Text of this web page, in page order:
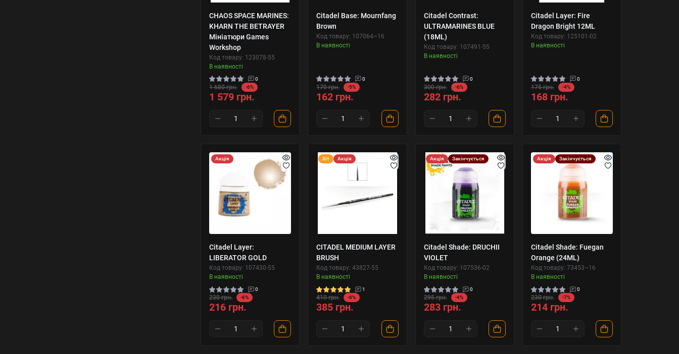
CHAOS SPACE MARINES:
KHARN THE BETRAYER
Мініатюри Games
Workshop
Код товару: 123078-55
В наявності
0
1 680 грн. -6%
1 579 грн.
Citadel Base: Mournfang
Brown
Код товару: 107064~16
В наявності
0
170 грн. -5%
162 грн.
Citadel Contrast:
ULTRAMARINES BLUE
(18ML)
Код товару: 107491-55
В наявності
0
300 грн. -6%
282 грн.
Citadel Layer: Fire
Dragon Bright 12ML
Код товару: 125101-02
В наявності
0
175 грн. -4%
168 грн.
Акція
Citadel Layer:
LIBERATOR GOLD
Код товару: 107430-55
В наявності
0
230 грн. -6%
216 грн.
Хіт Акція
CITADEL MEDIUM LAYER
BRUSH
Код товару: 43827-55
В наявності
1
410 грн. -6%
385 грн.
Акція Закінчується
Citadel Shade: DRUCHII
VIOLET
Код товару: 107536-02
В наявності
0
295 грн. -4%
283 грн.
Акція Закінчується
Citadel Shade: Fuegan
Orange (24ML)
Код товару: 73453~16
В наявності
0
230 грн. -7%
214 грн.